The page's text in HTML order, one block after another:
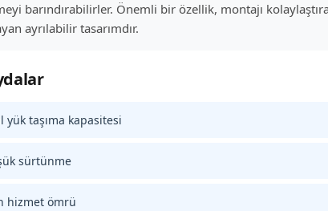
barındırabilirler. Önemli bir özellik, montajı
ayrılabilir tasarımdır.
yük taşıma kapasitesi
sürtünme
hizmet ömrü